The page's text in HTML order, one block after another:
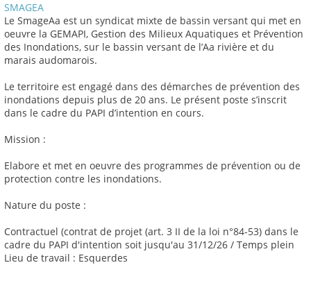
SMAGEA
Le SmageAa est un syndicat mixte de bassin versant qui met en
oeuvre la GEMAPI, Gestion des Milieux Aquatiques et Prévention
des Inondations, sur le bassin versant de l’Aa rivière et du
marais audomarois.
Le territoire est engagé dans des démarches de prévention des
inondations depuis plus de 20 ans. Le présent poste s’inscrit
dans le cadre du PAPI d’intention en cours.
Mission :
Elabore et met en oeuvre des programmes de prévention ou de
protection contre les inondations.
Nature du poste :
Contractuel (contrat de projet (art. 3 II de la loi n°84-53) dans le
cadre du PAPI d'intention soit jusqu'au 31/12/26 / Temps plein
Lieu de travail : Esquerdes